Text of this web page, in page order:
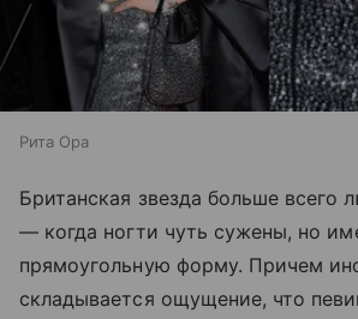
Рита Ора
Британская звезда больше всего
— когда ногти чуть сужены, но
прямоугольную форму. Причем
складывается ощущение, что